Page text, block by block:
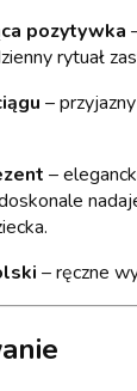
pozytywka
rytuał
–
–
– ręczne